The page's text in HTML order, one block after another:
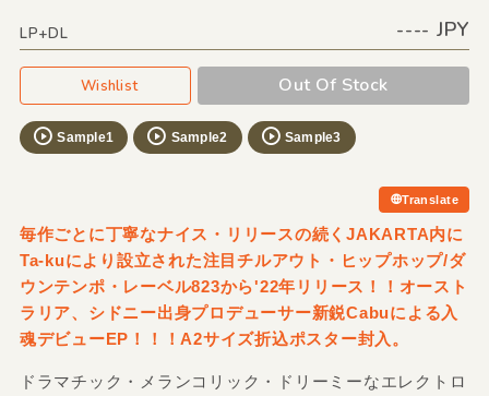
LP+DL ---- JPY
Wishlist Out Of Stock
Sample1 Sample2 Sample3
Translate
毎作ごとに丁寧なナイス・リリースの続くJAKARTA内に
Ta-kuにより設立された注目チルアウト・ヒップホップ/ダ
ウンテンポ・レーベル823から'22年リリース！！オースト
ラリア、シドニー出身プロデューサー新鋭Cabuによる入
魂デビューEP！！！A2サイズ折込ポスター封入。
ドラマチック・メランコリック・ドリーミーなエレクトロ